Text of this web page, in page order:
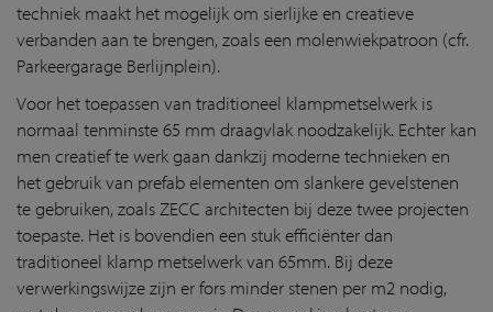
techniek maakt het mogelijk om sierlijke en creatieve
verbanden aan te brengen, zoals een molenwiekpatroon (cfr.
Parkeergarage Berlijnplein).
Voor het toepassen van traditioneel klampmetselwerk is
normaal tenminste 65 mm draagvlak noodzakelijk. Echter kan
men creatief te werk gaan dankzij moderne technieken en
het gebruik van prefab elementen om slankere gevelstenen
te gebruiken, zoals ZECC architecten bij deze twee projecten
toepaste. Het is bovendien een stuk efficiënter dan
traditioneel klamp metselwerk van 65mm. Bij deze
verwerkingswijze zijn er fors minder stenen per m2 nodig,